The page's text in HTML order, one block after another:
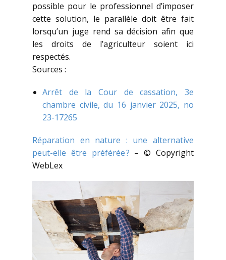
possible pour le professionnel d’imposer
cette solution, le parallèle doit être fait
lorsqu’un juge rend sa décision afin que
les droits de l’agriculteur soient ici
respectés.
Sources :
Arrêt de la Cour de cassation, 3e
chambre civile, du 16 janvier 2025, no
23-17265
Réparation en nature : une alternative
peut-elle être préférée ? – © Copyright
WebLex